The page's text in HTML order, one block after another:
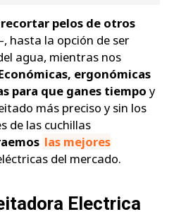
recortar pelos de otros
la opción de ser
agua, mientras nos
ergonómicas
para que ganes tiempo y
más preciso y sin los
de las cuchillas
las mejores
del mercado.
Electrica